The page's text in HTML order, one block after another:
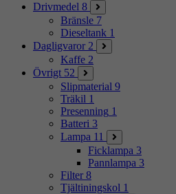
Drivmedel 8
Bränsle 7
Dieseltank 1
Dagligvaror 2
Kaffe 2
Övrigt 52
Slipmaterial 9
Träkil 1
Presenning 1
Batteri 3
Lampa 11
Ficklampa 3
Pannlampa 3
Filter 8
Tjältiningskol 1